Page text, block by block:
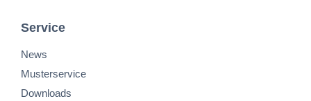
Service
News
Musterservice
Downloads